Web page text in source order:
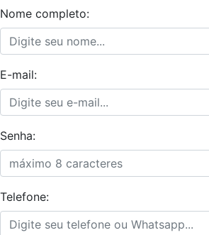
Nome completo:
E-mail:
Senha:
Telefone: